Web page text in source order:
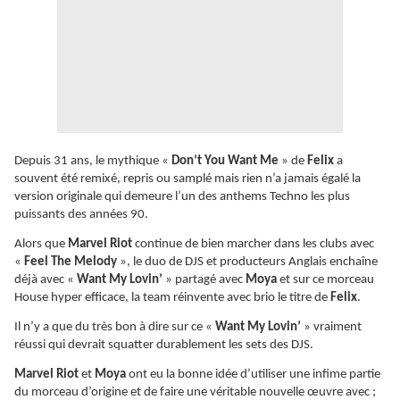
Depuis 31 ans, le mythique « Don’t You Want Me » de Felix a
souvent été remixé, repris ou samplé mais rien n’a jamais égalé la
version originale qui demeure l’un des anthems Techno les plus
puissants des années 90.
Alors que Marvel Riot continue de bien marcher dans les clubs avec
« Feel The Melody », le duo de DJS et producteurs Anglais enchaîne
déjà avec « Want My Lovin’ » partagé avec Moya et sur ce morceau
House hyper efficace, la team réinvente avec brio le titre de Felix.
Il n’y a que du très bon à dire sur ce « Want My Lovin’ » vraiment
réussi qui devrait squatter durablement les sets des DJS.
Marvel Riot et Moya ont eu la bonne idée d’utiliser une infime partie
du morceau d’origine et de faire une véritable nouvelle œuvre avec ;